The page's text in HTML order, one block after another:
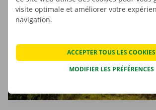
visite optimale et améliorer votre
navigation.
MODIFIER LES PRÉFÉRENCES
ACCEPTER TOUS LES COOKIES